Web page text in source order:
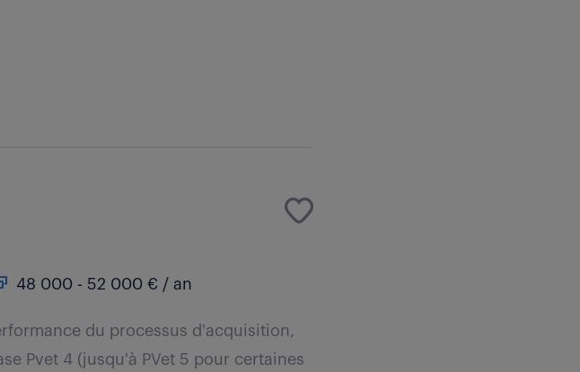
48 000 - 52 000 € / an
du processus d'acquisition,
Pvet 4 (jusqu'à PVet 5 pour certaines